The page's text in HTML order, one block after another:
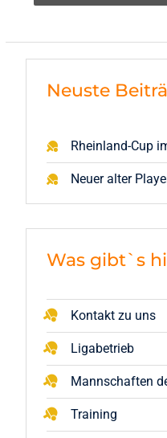
Neuste
Rheinland-Cup
Neuer alter
Was gibt`s
Kontakt zu uns
Ligabetrieb
Mannschaften
Training